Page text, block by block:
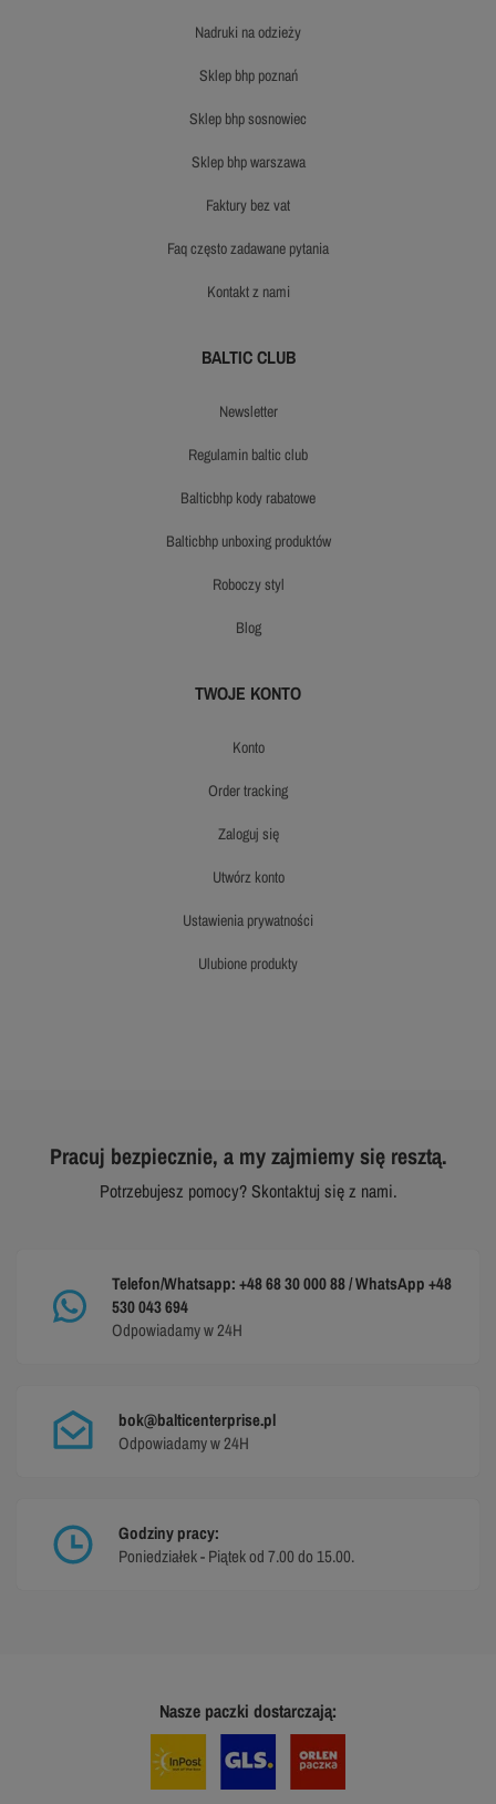
nadruki na odzieży
sklep bhp poznań
sklep bhp sosnowiec
sklep bhp warszawa
faktury bez vat
faq często zadawane pytania
kontakt z nami
BALTIC CLUB
newsletter
regulamin baltic club
balticbhp kody rabatowe
balticbhp unboxing produktów
roboczy styl
blog
TWOJE KONTO
konto
order tracking
zaloguj się
utwórz konto
ustawienia prywatności
ulubione produkty
Pracuj bezpiecznie, a my zajmiemy się resztą.
Potrzebujesz pomocy? Skontaktuj się z nami.
Telefon/Whatsapp: +48 68 30 000 88 / WhatsApp +48
530 043 694
Odpowiadamy w 24H
bok@balticenterprise.pl
Odpowiadamy w 24H
Godziny pracy:
Poniedziałek - Piątek od 7.00 do 15.00.
Nasze paczki dostarczają: